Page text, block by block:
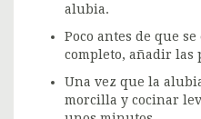
alubia.
Poco antes de que
completo, añadir las
Una vez que la
morcilla y cocinar